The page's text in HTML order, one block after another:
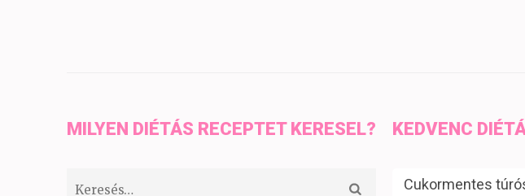
MILYEN DIÉTÁS RECEPTET KERESEL? KEDVENC
Cukormentes